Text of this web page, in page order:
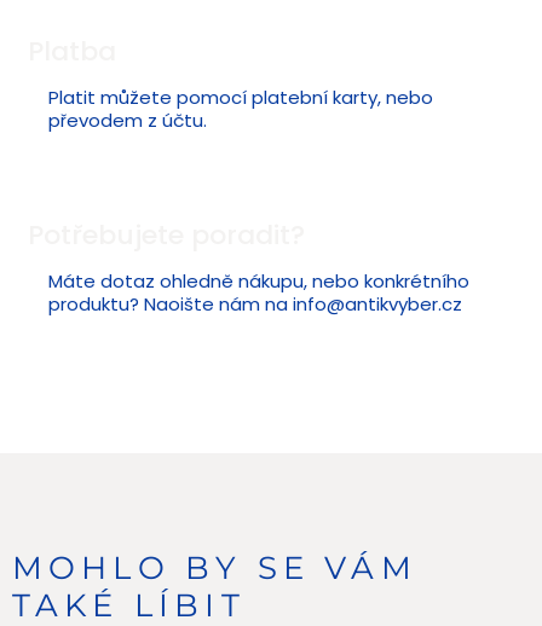
Platit můžete pomocí platební karty, nebo
převodem z účtu.
Máte dotaz ohledně nákupu, nebo konkrétního
produktu? Naoište nám nainfo@antikvyber.cz
MOHLO BY SE VÁM
TAKÉ LÍBIT